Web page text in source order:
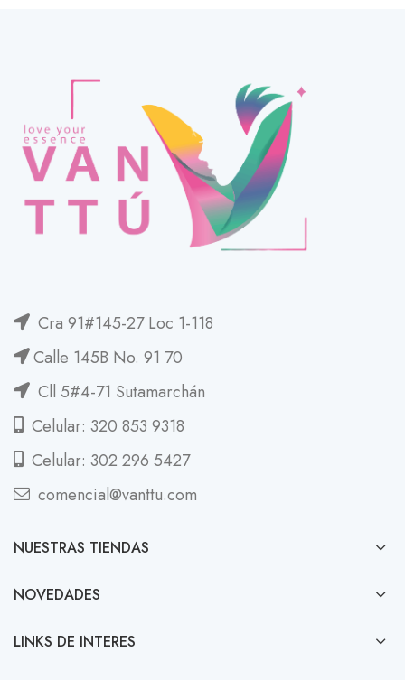
Cra 91#145-27 Loc 1-118
Calle 145B No. 91 70
Cll 5#4-71 Sutamarchán
Celular: 320 853 9318
Celular: 302 296 5427
comencial@vanttu.com
NUESTRAS TIENDAS
NOVEDADES
LINKS DE INTERES